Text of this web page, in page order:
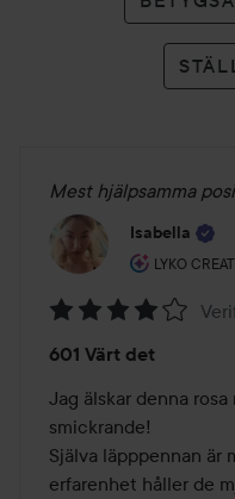
Mest hjälpsamma
Isabella
LYKO
4
av
5
601 Värt det
Jag älskar denna
smickrande!
Själva läpppennan är
erfarenhet håller de